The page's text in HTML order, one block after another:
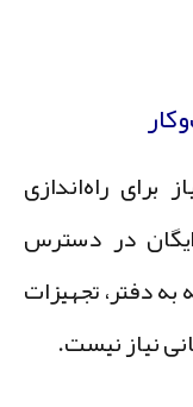
راه‌اندازی
در دسترس
تجهیزات
نیست.